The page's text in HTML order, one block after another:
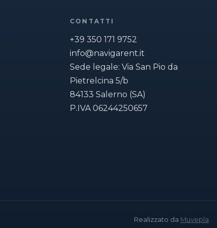
CONTATTI
+39 350 171 9752
info@navigarent.it
Sede legale: Via San Pio da
Pietrelcina 5/b
84133 Salerno (SA)
P.IVA 06244250657
Realizzato da Muvepla